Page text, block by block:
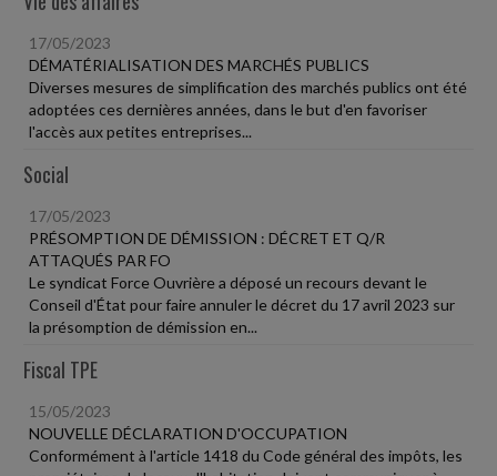
17/05/2023
DÉMATÉRIALISATION DES MARCHÉS PUBLICS
Diverses mesures de simplification des marchés publics ont été
adoptées ces dernières années, dans le but d'en favoriser
l'accès aux petites entreprises...
Social
17/05/2023
PRÉSOMPTION DE DÉMISSION : DÉCRET ET Q/R
ATTAQUÉS PAR FO
Le syndicat Force Ouvrière a déposé un recours devant le
Conseil d'État pour faire annuler le décret du 17 avril 2023 sur
la présomption de démission en...
Fiscal TPE
15/05/2023
NOUVELLE DÉCLARATION D'OCCUPATION
Conformément à l'article 1418 du Code général des impôts, les